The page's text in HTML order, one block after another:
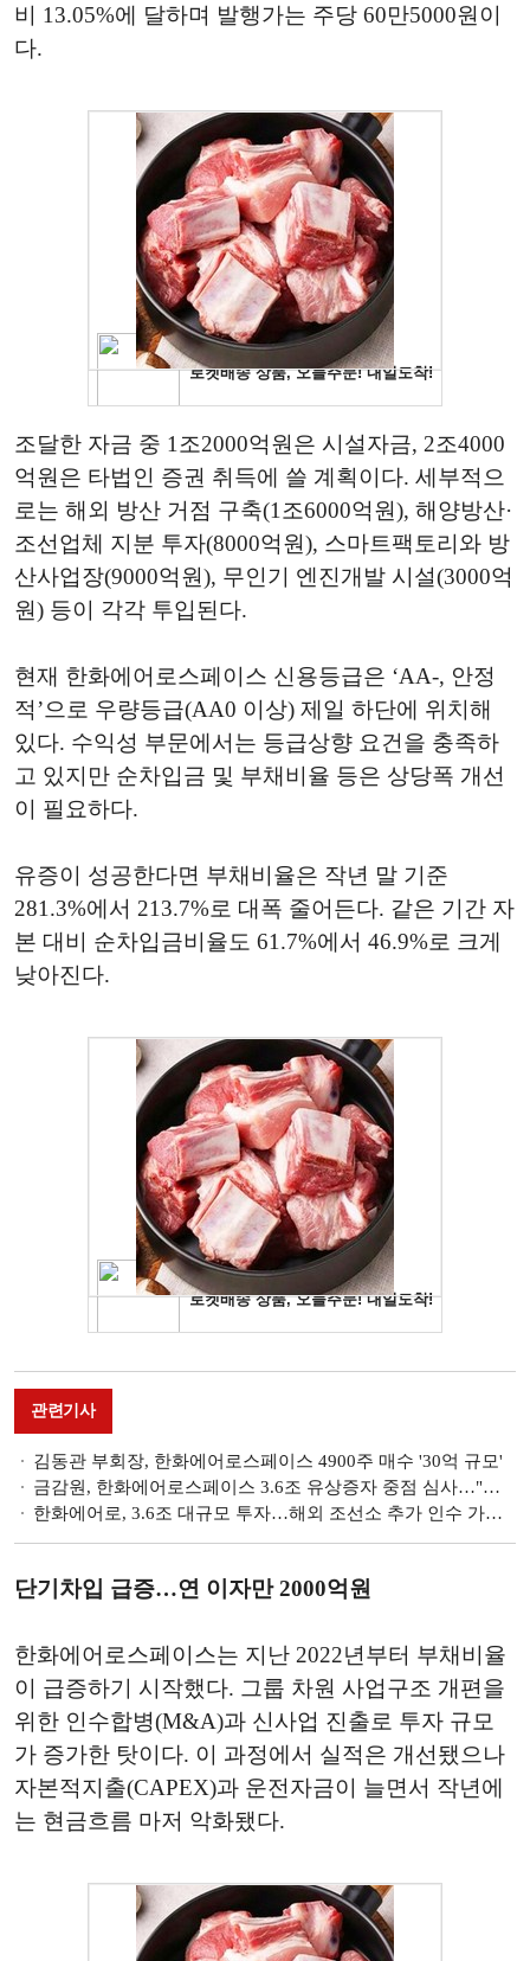
비 13.05%에 달하며 발행가는 주당 60만5000원이
다.
조달한 자금 중 1조2000억원은 시설자금, 2조4000
억원은 타법인 증권 취득에 쓸 계획이다. 세부적으
로는 해외 방산 거점 구축(1조6000억원), 해양방산·
조선업체 지분 투자(8000억원), 스마트팩토리와 방
산사업장(9000억원), 무인기 엔진개발 시설(3000억
원) 등이 각각 투입된다.
현재 한화에어로스페이스 신용등급은 ‘AA-, 안정
적’으로 우량등급(AA0 이상) 제일 하단에 위치해
있다. 수익성 부문에서는 등급상향 요건을 충족하
고 있지만 순차입금 및 부채비율 등은 상당폭 개선
이 필요하다.
유증이 성공한다면 부채비율은 작년 말 기준
281.3%에서 213.7%로 대폭 줄어든다. 같은 기간 자
본 대비 순차입금비율도 61.7%에서 46.9%로 크게
낮아진다.
관련기사
김동관 부회장, 한화에어로스페이스 4900주 매수 '30억 규모'
금감원, 한화에어로스페이스 3.6조 유상증자 중점 심사…"신속 심사"
한화에어로, 3.6조 대규모 투자…해외 조선소 추가 인수 가능성 시사
단기차입 급증…연 이자만 2000억원
한화에어로스페이스는 지난 2022년부터 부채비율
이 급증하기 시작했다. 그룹 차원 사업구조 개편을
위한 인수합병(M&A)과 신사업 진출로 투자 규모
가 증가한 탓이다. 이 과정에서 실적은 개선됐으나
자본적지출(CAPEX)과 운전자금이 늘면서 작년에
는 현금흐름 마저 악화됐다.